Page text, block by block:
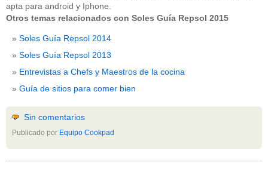
apta para android y Iphone.
Otros temas relacionados con Soles Guía Repsol 2015
Soles Guía Repsol 2014
Soles Guía Repsol 2013
Entrevistas a Chefs y Maestros de la cocina
Guía de sitios para comer bien
Sin comentarios
Publicado por Equipo Cookpad